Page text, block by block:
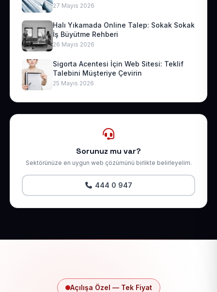
27 Mayıs 2026
Halı Yıkamada Online Talep: Sokak Sokak
İş Büyütme Rehberi
26 Mayıs 2026
Sigorta Acentesi İçin Web Sitesi: Teklif
Talebini Müşteriye Çevirin
25 Mayıs 2026
Sorunuz mu var?
Sektörünüze en uygun web çözümünü birlikte belirleyelim.
444 0 947
Açılışa Özel — Tek Fiyat